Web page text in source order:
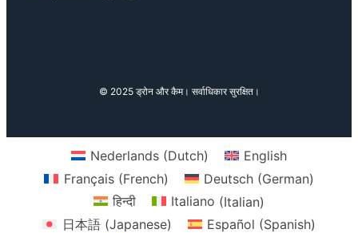
© 2025 ड्रोन और कैम। सर्वाधिकार सुरक्षित।
Nederlands (Dutch)
English
Français(French) Deutsch(German)
हिन्दी
Italiano (Italian)
日本語(Japanese) Español (Spanish)